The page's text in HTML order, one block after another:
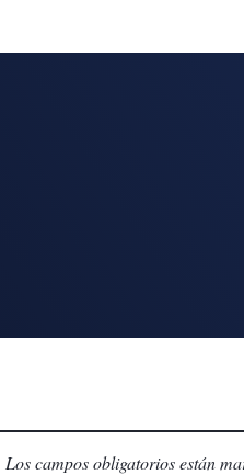
Los campos obligatorios están